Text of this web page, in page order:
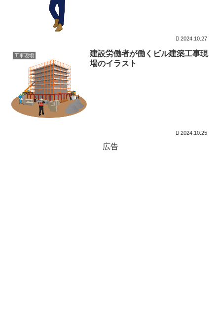
2024.10.27
工事現場
建設労働者が働くビル建築工事現
場のイラスト
2024.10.25
広告